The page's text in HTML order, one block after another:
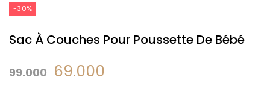
-30%
Sac À Couches Pour Poussette De Bébé
99.000 69.000